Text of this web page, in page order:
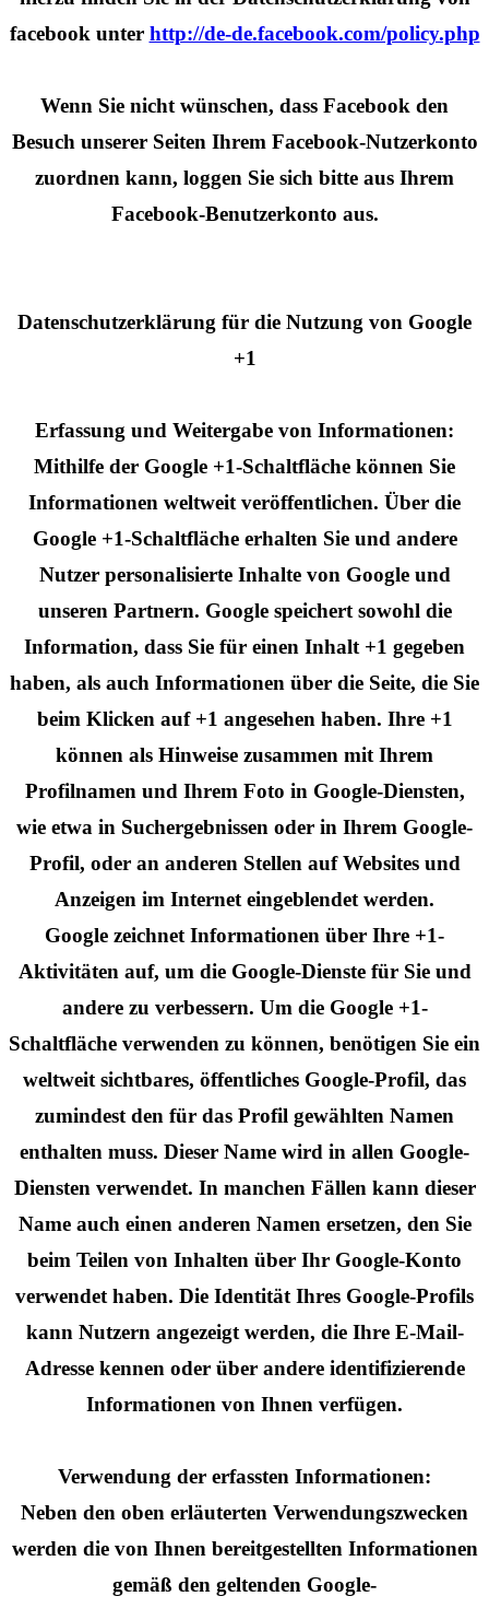
facebook unter http://de-de.facebook.com/policy.php
Wenn Sie nicht wünschen, dass Facebook den
Besuch unserer Seiten Ihrem Facebook-Nutzerkonto
zuordnen kann, loggen Sie sich bitte aus Ihrem
Facebook-Benutzerkonto aus.
Datenschutzerklärung für die Nutzung von Google
+1
Erfassung und Weitergabe von Informationen:
Mithilfe der Google +1-Schaltfläche können Sie
Informationen weltweit veröffentlichen. Über die
Google +1-Schaltfläche erhalten Sie und andere
Nutzer personalisierte Inhalte von Google und
unseren Partnern. Google speichert sowohl die
Information, dass Sie für einen Inhalt +1 gegeben
haben, als auch Informationen über die Seite, die Sie
beim Klicken auf +1 angesehen haben. Ihre +1
können als Hinweise zusammen mit Ihrem
Profilnamen und Ihrem Foto in Google-Diensten,
wie etwa in Suchergebnissen oder in Ihrem Google-
Profil, oder an anderen Stellen auf Websites und
Anzeigen im Internet eingeblendet werden.
Google zeichnet Informationen über Ihre +1-
Aktivitäten auf, um die Google-Dienste für Sie und
andere zu verbessern. Um die Google +1-
Schaltfläche verwenden zu können, benötigen Sie ein
weltweit sichtbares, öffentliches Google-Profil, das
zumindest den für das Profil gewählten Namen
enthalten muss. Dieser Name wird in allen Google-
Diensten verwendet. In manchen Fällen kann dieser
Name auch einen anderen Namen ersetzen, den Sie
beim Teilen von Inhalten über Ihr Google-Konto
verwendet haben. Die Identität Ihres Google-Profils
kann Nutzern angezeigt werden, die Ihre E-Mail-
Adresse kennen oder über andere identifizierende
Informationen von Ihnen verfügen.
Verwendung der erfassten Informationen:
Neben den oben erläuterten Verwendungszwecken
werden die von Ihnen bereitgestellten Informationen
gemäß den geltenden Google-